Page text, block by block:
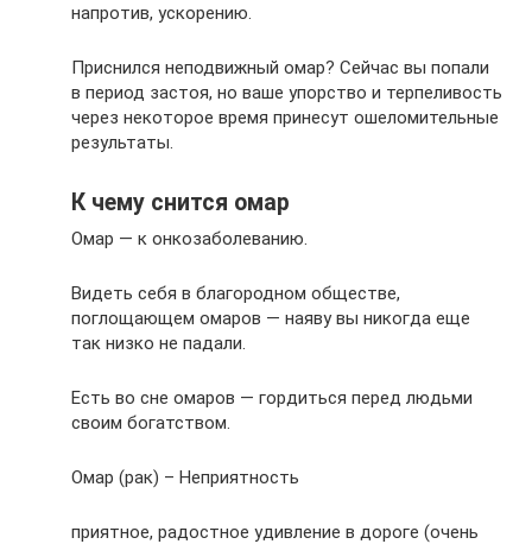
напротив, ускорению.
Приснился неподвижный омар? Сейчас вы попали
в период застоя, но ваше упорство и терпеливость
через некоторое время принесут ошеломительные
результаты.
К чему снится омар
Омар — к онкозаболеванию.
Видеть себя в благородном обществе,
поглощающем омаров — наяву вы никогда еще
так низко не падали.
Есть во сне омаров — гордиться перед людьми
своим богатством.
Омар (рак) – Неприятность
приятное, радостное удивление в дороге (очень